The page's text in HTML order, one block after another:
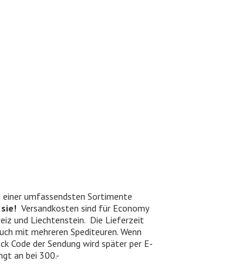
umfassendsten Sortimente
Versandkosten sind für Economy
und Liechtenstein. Die Lieferzeit
mit mehreren Spediteuren. Wenn
Code der Sendung wird später per E-
an bei 300.-